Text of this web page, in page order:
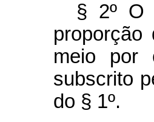
§ 2º O
meio por
subscrito
do § 1º.